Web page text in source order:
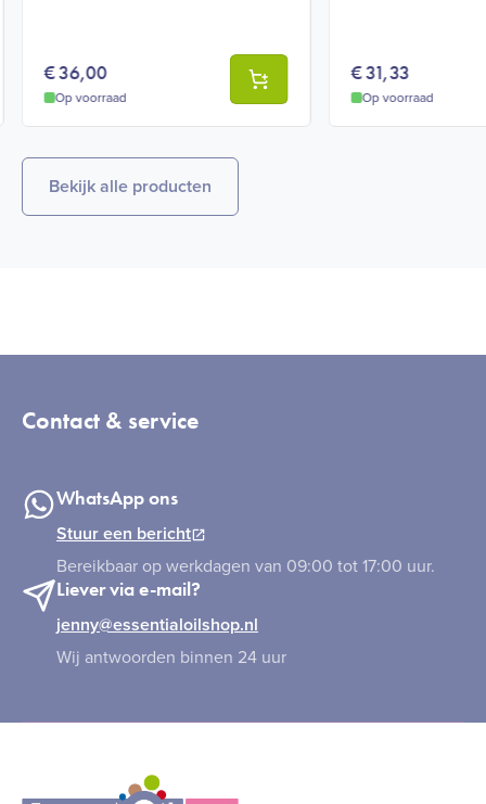
€36,00
Op voorraad
€31,33
Op voorraad
Bekijk alle producten
Contact & service
WhatsApp ons
Stuur een bericht
Bereikbaar op werkdagen van 09:00 tot 17:00 uur.
Liever via e-mail?
jenny@essentialoilshop.nl
Wij antwoorden binnen 24 uur